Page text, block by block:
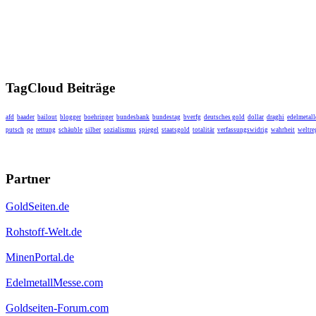
TagCloud Beiträge
afd baader bailout blogger boehringer bundesbank bundestag bverfg deutsches gold dollar draghi
putsch qe rettung schäuble silber sozialismus spiegel staatsgold totalitär verfassungswidrig wahrheit
Partner
GoldSeiten.de
Rohstoff-Welt.de
MinenPortal.de
EdelmetallMesse.com
Goldseiten-Forum.com